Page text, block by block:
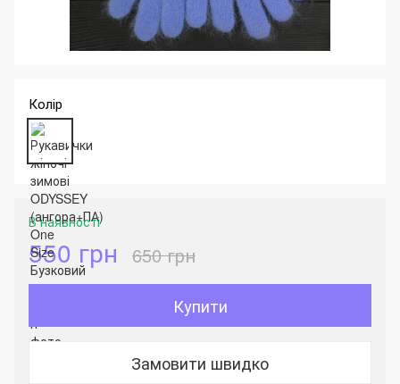
Колір
В наявності
550 грн 650 грн
Купити
Замовити швидко